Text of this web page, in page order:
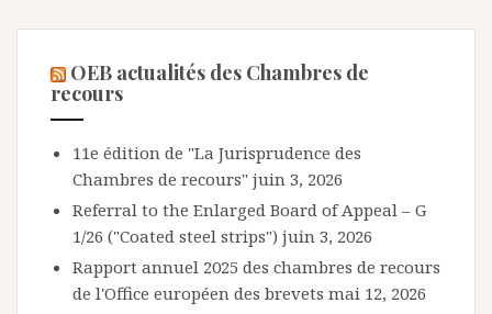
OEB actualités des Chambres de
recours
11e édition de "La Jurisprudence des
Chambres de recours" juin 3, 2026
Referral to the Enlarged Board of Appeal – G
1/26 ("Coated steel strips") juin 3, 2026
Rapport annuel 2025 des chambres de recours
de l'Office européen des brevets mai 12, 2026